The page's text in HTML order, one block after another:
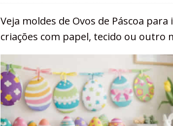
Veja moldes de Ovos de Páscoa
criações com papel, tecido ou outro